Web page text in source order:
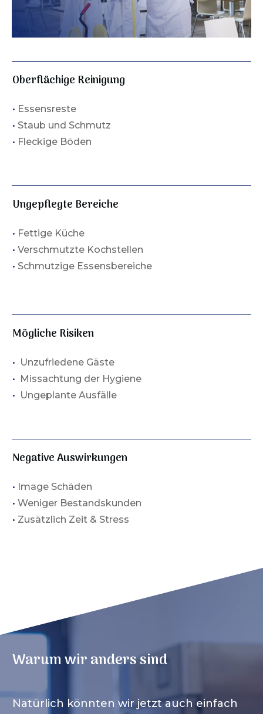
Oberflächige Reinigung
• Essensreste
• Staub und Schmutz
• Fleckige Böden
Ungepflegte Bereiche
• Fettige Küche
• Verschmutzte Kochstellen
• Schmutzige Essensbereiche
Mögliche Risiken
• Unzufriedene Gäste
• Missachtung der Hygiene
• Ungeplante Ausfälle
Negative Auswirkungen
• Image Schäden
• Weniger Bestandskunden
• Zusätzlich Zeit & Stress
Warum wir anders sind
Natürlich könnten wir jetzt auch einfach